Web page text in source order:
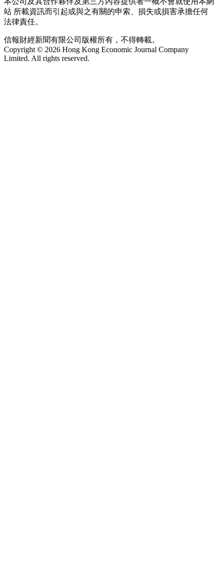
站 所載資訊而引起或與之有關的申索、損失或損害承擔任何
法律責任。
信報財經新聞有限公司版權所有，不得轉載。
Copyright © 2026 Hong Kong Economic Journal Company
Limited. All rights reserved.